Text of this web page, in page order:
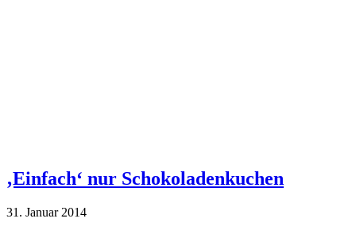
‚Einfach‘ nur Schokoladenkuchen
31. Januar 2014